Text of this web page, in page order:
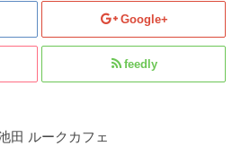
Google+
feedly
田 ルークカフェ